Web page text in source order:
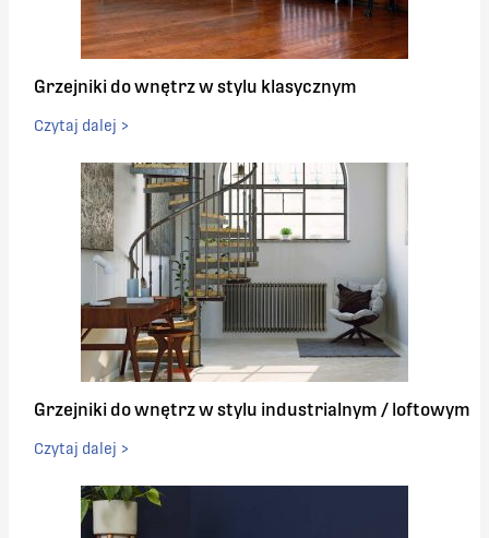
Grzejniki do wnętrz w stylu klasycznym
Czytaj dalej >
Grzejniki do wnętrz w stylu industrialnym / loftowym
Czytaj dalej >